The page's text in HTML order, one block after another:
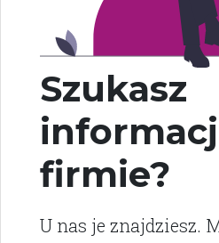
Szukasz
firmie?
U nas je znajdziesz.